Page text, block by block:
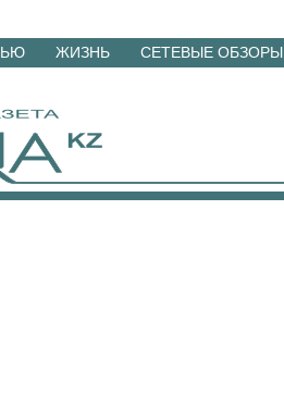
ЖИЗНЬ СЕТЕВЫЕ ОБЗОРЫ